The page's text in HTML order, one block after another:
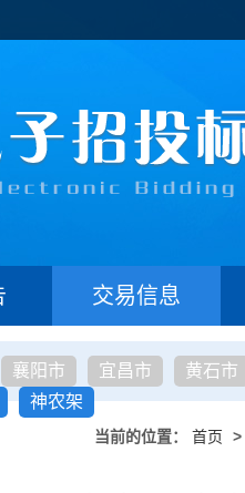
交易信息
襄阳市 宜昌市
黄石市
神农架
当前的位置： 首页 >